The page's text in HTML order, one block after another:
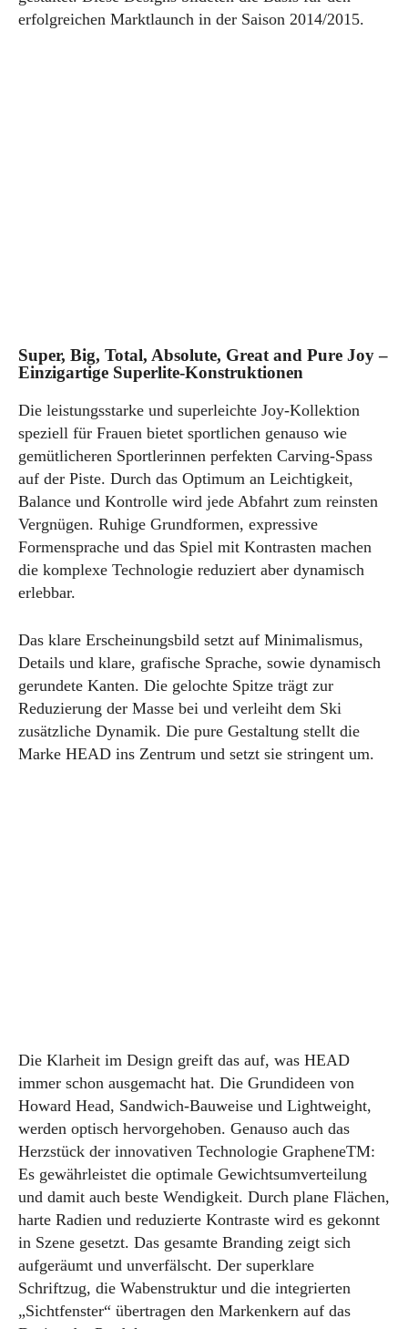
erfolgreichen Marktlaunch in der Saison 2014/2015.
Super, Big, Total, Absolute, Great and Pure Joy –
Einzigartige Superlite-Konstruktionen
Die leistungsstarke und superleichte Joy-Kollektion
speziell für Frauen bietet sportlichen genauso wie
gemütlicheren Sportlerinnen perfekten Carving-Spass
auf der Piste. Durch das Optimum an Leichtigkeit,
Balance und Kontrolle wird jede Abfahrt zum reinsten
Vergnügen. Ruhige Grundformen, expressive
Formensprache und das Spiel mit Kontrasten machen
die komplexe Technologie reduziert aber dynamisch
erlebbar.
Das klare Erscheinungsbild setzt auf Minimalismus,
Details und klare, grafische Sprache, sowie dynamisch
gerundete Kanten. Die gelochte Spitze trägt zur
Reduzierung der Masse bei und verleiht dem Ski
zusätzliche Dynamik. Die pure Gestaltung stellt die
Marke HEAD ins Zentrum und setzt sie stringent um.
Die Klarheit im Design greift das auf, was HEAD
immer schon ausgemacht hat. Die Grundideen von
Howard Head, Sandwich-Bauweise und Lightweight,
werden optisch hervorgehoben. Genauso auch das
Herzstück der innovativen Technologie GrapheneTM:
Es gewährleistet die optimale Gewichtsumverteilung
und damit auch beste Wendigkeit. Durch plane Flächen,
harte Radien und reduzierte Kontraste wird es gekonnt
in Szene gesetzt. Das gesamte Branding zeigt sich
aufgeräumt und unverfälscht. Der superklare
Schriftzug, die Wabenstruktur und die integrierten
„Sichtfenster“ übertragen den Markenkern auf das